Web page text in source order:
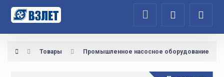
Товары Промышленное насосное оборудование